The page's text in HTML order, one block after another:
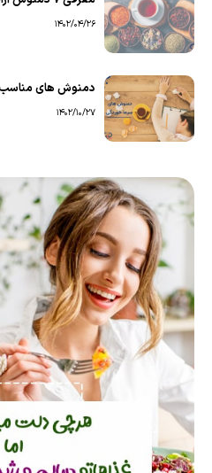
1402/04/26
دمنوش های مناسب
1402/10/27